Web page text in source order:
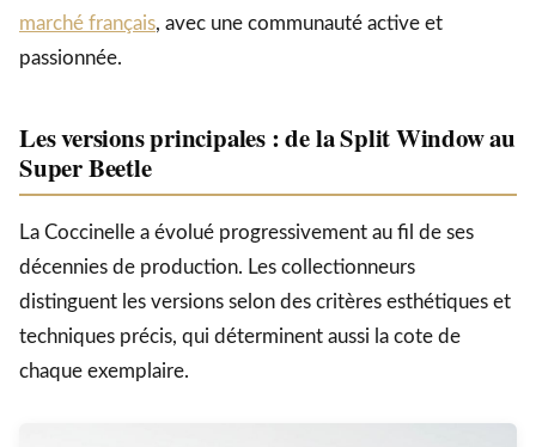
marché français, avec une communauté active et
passionnée.
Les versions principales : de la Split Window au
Super Beetle
La Coccinelle a évolué progressivement au fil de ses
décennies de production. Les collectionneurs
distinguent les versions selon des critères esthétiques et
techniques précis, qui déterminent aussi la cote de
chaque exemplaire.